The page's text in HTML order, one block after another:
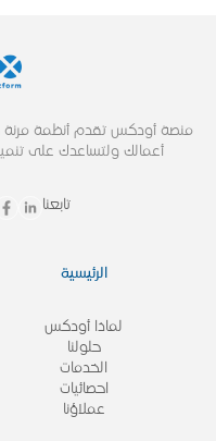
منصة أودكس تقدم أنظمة مرنة
أعمالك ولتساعدك على
تابعنا
الرئيسية
لماذا أودكس
حلولنا
الخدمات
احصائيات
عملاؤنا